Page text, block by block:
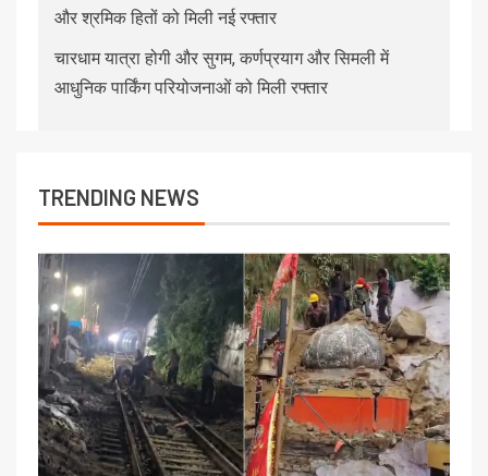
और श्रमिक हितों को मिली नई रफ्तार
चारधाम यात्रा होगी और सुगम, कर्णप्रयाग और सिमली में
आधुनिक पार्किंग परियोजनाओं को मिली रफ्तार
TRENDING NEWS